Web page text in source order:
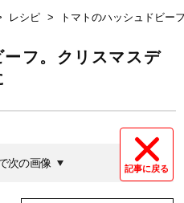
レシピ トマトのハッシュドビー
ーフ。クリスマスデ
記事に戻る
次の画像